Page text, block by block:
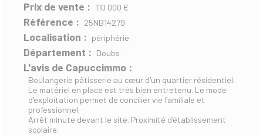
Prix de vente : 110 000 €
Référence : 25NB14279
Localisation : périphérie
Département : Doubs
L'avis de Capuccimmo :
Boulangerie pâtisserie au cœur d'un quartier résidentiel.
Le matériel en place est très bien entretenu. Le mode
d'exploitation permet de concilier vie familiale et
professionnel.
Arrêt minute devant le site. Proximité d'établissement
scolaire.